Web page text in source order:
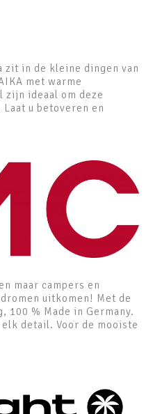
zit in de kleine dingen van
met warme
ideaal om deze
u betoveren en
maar campers en
uitkomen! Met de
% Made in Germany.
detail. Voor de mooiste